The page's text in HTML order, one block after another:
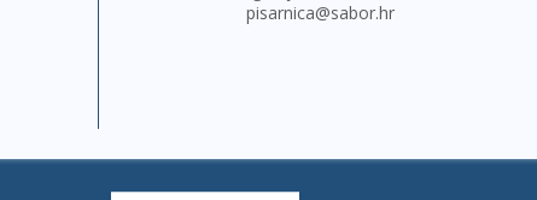
pisarnica@sabor.hr